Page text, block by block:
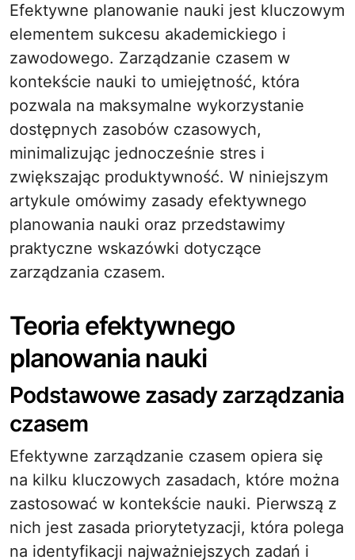
Efektywne planowanie nauki jest kluczowym
elementem sukcesu akademickiego i
zawodowego. Zarządzanie czasem w
kontekście nauki to umiejętność, która
pozwala na maksymalne wykorzystanie
dostępnych zasobów czasowych,
minimalizując jednocześnie stres i
zwiększając produktywność. W niniejszym
artykule omówimy zasady efektywnego
planowania nauki oraz przedstawimy
praktyczne wskazówki dotyczące
zarządzania czasem.
Teoria efektywnego
planowania nauki
Podstawowe zasady zarządzania
czasem
Efektywne zarządzanie czasem opiera się
na kilku kluczowych zasadach, które można
zastosować w kontekście nauki. Pierwszą z
nich jest zasada priorytetyzacji, która polega
na identyfikacji najważniejszych zadań i